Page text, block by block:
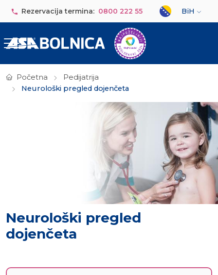
Rezervacija termina: 0800 222 55
Select your
BiH
Početna
Pedijatrija
Neurološki pregled dojenčeta
Neurološki pregled
dojenčeta